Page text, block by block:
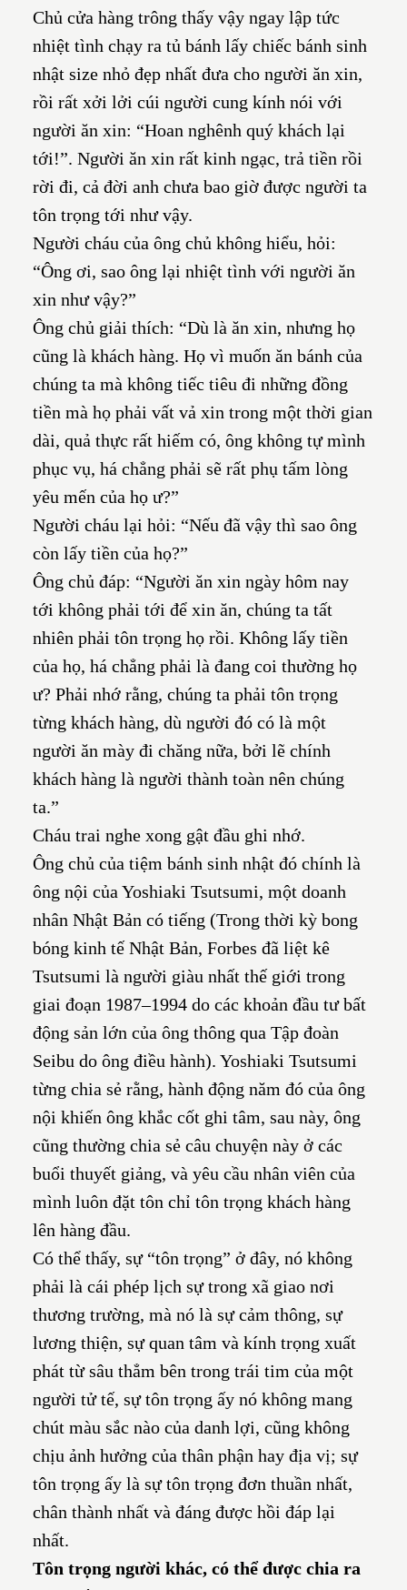
Chủ cửa hàng trông thấy vậy ngay lập tức
nhiệt tình chạy ra tủ bánh lấy chiếc bánh sinh
nhật size nhỏ đẹp nhất đưa cho người ăn xin,
rồi rất xởi lởi cúi người cung kính nói với
người ăn xin: “Hoan nghênh quý khách lại
tới!”. Người ăn xin rất kinh ngạc, trả tiền rồi
rời đi, cả đời anh chưa bao giờ được người ta
tôn trọng tới như vậy.
Người cháu của ông chủ không hiểu, hỏi:
“Ông ơi, sao ông lại nhiệt tình với người ăn
xin như vậy?”
Ông chủ giải thích: “Dù là ăn xin, nhưng họ
cũng là khách hàng. Họ vì muốn ăn bánh của
chúng ta mà không tiếc tiêu đi những đồng
tiền mà họ phải vất vả xin trong một thời gian
dài, quả thực rất hiếm có, ông không tự mình
phục vụ, há chẳng phải sẽ rất phụ tấm lòng
yêu mến của họ ư?”
Người cháu lại hỏi: “Nếu đã vậy thì sao ông
còn lấy tiền của họ?”
Ông chủ đáp: “Người ăn xin ngày hôm nay
tới không phải tới để xin ăn, chúng ta tất
nhiên phải tôn trọng họ rồi. Không lấy tiền
của họ, há chẳng phải là đang coi thường họ
ư? Phải nhớ rằng, chúng ta phải tôn trọng
từng khách hàng, dù người đó có là một
người ăn mày đi chăng nữa, bởi lẽ chính
khách hàng là người thành toàn nên chúng
ta.”
Cháu trai nghe xong gật đầu ghi nhớ.
Ông chủ của tiệm bánh sinh nhật đó chính là
ông nội của Yoshiaki Tsutsumi, một doanh
nhân Nhật Bản có tiếng (Trong thời kỳ bong
bóng kinh tế Nhật Bản, Forbes đã liệt kê
Tsutsumi là người giàu nhất thế giới trong
giai đoạn 1987–1994 do các khoản đầu tư bất
động sản lớn của ông thông qua Tập đoàn
Seibu do ông điều hành). Yoshiaki Tsutsumi
từng chia sẻ rằng, hành động năm đó của ông
nội khiến ông khắc cốt ghi tâm, sau này, ông
cũng thường chia sẻ câu chuyện này ở các
buổi thuyết giảng, và yêu cầu nhân viên của
mình luôn đặt tôn chỉ tôn trọng khách hàng
lên hàng đầu.
Có thể thấy, sự “tôn trọng” ở đây, nó không
phải là cái phép lịch sự trong xã giao nơi
thương trường, mà nó là sự cảm thông, sự
lương thiện, sự quan tâm và kính trọng xuất
phát từ sâu thẳm bên trong trái tim của một
người tử tế, sự tôn trọng ấy nó không mang
chút màu sắc nào của danh lợi, cũng không
chịu ảnh hưởng của thân phận hay địa vị; sự
tôn trọng ấy là sự tôn trọng đơn thuần nhất,
chân thành nhất và đáng được hồi đáp lại
nhất.
Tôn trọng người khác, có thể được chia ra